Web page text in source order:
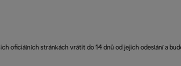
oficiálních stránkách vrátit do 14 dnů od jejich odeslání a